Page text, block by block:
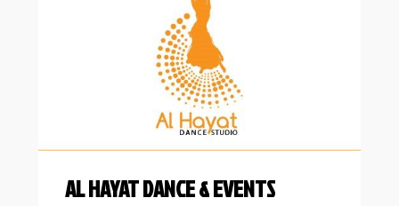
van maar liefst 500 m2 hangen 4 grote
slagkooien en […]
AL HAYAT DANCE & EVENTS